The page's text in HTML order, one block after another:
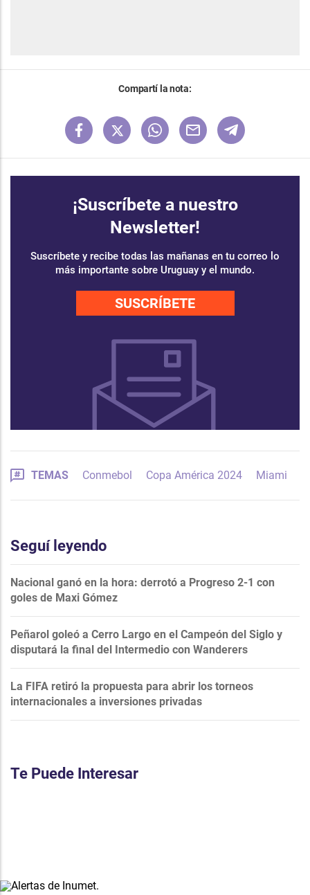
Compartí la nota:
¡Suscríbete a nuestro
Newsletter!
Suscríbete y recibe todas las mañanas en tu correo lo
más importante sobre Uruguay y el mundo.
SUSCRÍBETE
TEMAS Conmebol Copa América 2024 Miami
Seguí leyendo
Nacional ganó en la hora: derrotó a Progreso 2-1 con
goles de Maxi Gómez
Peñarol goleó a Cerro Largo en el Campeón del Siglo y
disputará la final del Intermedio con Wanderers
La FIFA retiró la propuesta para abrir los torneos
internacionales a inversiones privadas
Te Puede Interesar